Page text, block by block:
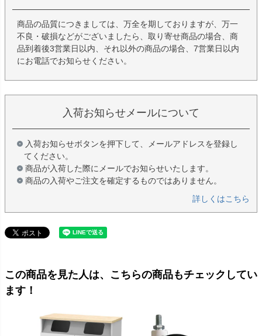
商品の品質につきましては、万全を期しておりますが、万一
不良・破損などがございましたら、取り寄せ商品の場合、商
品到着後3営業日以内、それ以外の商品の場合、7営業日以内
にお電話でお知らせください。
入荷お知らせメールについて
入荷お知らせボタンを押下して、メールアドレスを登録し
てください。
商品が入荷した際にメールでお知らせいたします。
商品の入荷やご注文を確定するものではありません。
詳しくはこちら
この商品を見た人は、こちらの商品もチェックしてい
ます！